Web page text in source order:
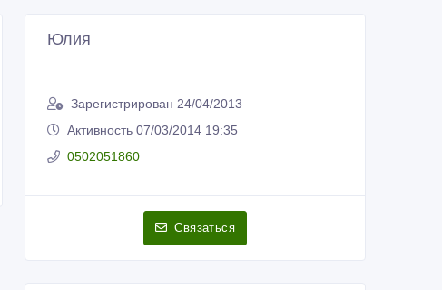
Юлия
Зарегистрирован 24/04/2013
Активность 07/03/2014 19:35
0502051860
Связаться